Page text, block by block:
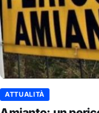
ATTUALITÀ